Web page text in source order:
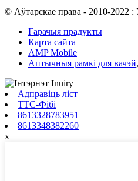
© Аўтарскае права - 2010-2022
Гарачыя прадукты
Карта сайта
AMP Mobile
Аптычныя рамкі для вачэй,
Адправіць ліст
ТТС-Фібі
8613328783951
8613348382260
x